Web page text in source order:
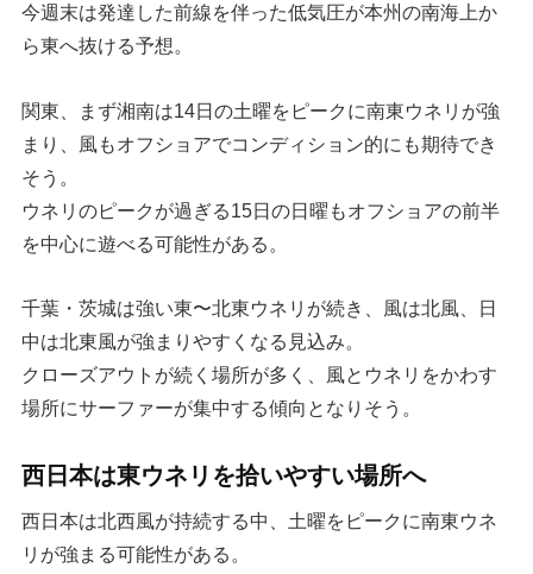
今週末は発達した前線を伴った低気圧が本州の南海上か
ら東へ抜ける予想。
関東、まず湘南は14日の土曜をピークに南東ウネリが強
まり、風もオフショアでコンディション的にも期待でき
そう。
ウネリのピークが過ぎる15日の日曜もオフショアの前半
を中心に遊べる可能性がある。
千葉・茨城は強い東〜北東ウネリが続き、風は北風、日
中は北東風が強まりやすくなる見込み。
クローズアウトが続く場所が多く、風とウネリをかわす
場所にサーファーが集中する傾向となりそう。
西日本は東ウネリを拾いやすい場所へ
西日本は北西風が持続する中、土曜をピークに南東ウネ
リが強まる可能性がある。